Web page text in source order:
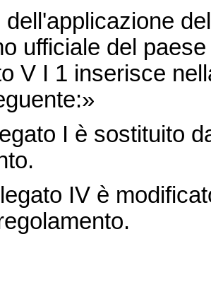
ufficiale del
V I 1 inserisce
I è sostituito
IV è